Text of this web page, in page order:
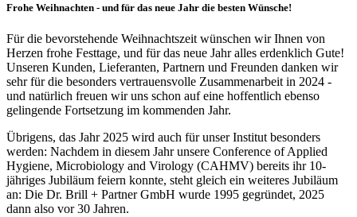
Frohe Weihnachten - und für das neue Jahr die besten Wünsche!
Für die bevorstehende Weihnachtszeit wünschen wir Ihnen von
Herzen frohe Festtage, und für das neue Jahr alles erdenklich Gute!
Unseren Kunden, Lieferanten, Partnern und Freunden danken wir
sehr für die besonders vertrauensvolle Zusammenarbeit in 2024 -
und natürlich freuen wir uns schon auf eine hoffentlich ebenso
gelingende Fortsetzung im kommenden Jahr.
Übrigens, das Jahr 2025 wird auch für unser Institut besonders
werden: Nachdem in diesem Jahr unsere Conference of Applied
Hygiene, Microbiology and Virology (CAHMV) bereits ihr 10-
jähriges Jubiläum feiern konnte, steht gleich ein weiteres Jubiläum
an: Die Dr. Brill + Partner GmbH wurde 1995 gegründet, 2025
dann also vor 30 Jahren.